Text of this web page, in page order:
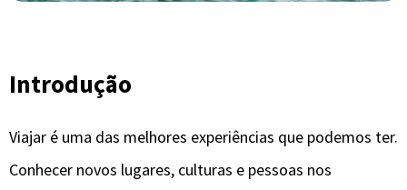
Introdução
Viajar é uma das melhores experiências que podemos ter.
Conhecer novos lugares, culturas e pessoas nos